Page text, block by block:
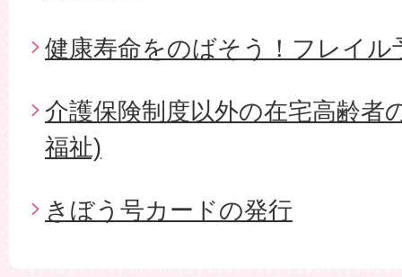
健康寿命をのばそう！フレイル
介護保険制度以外の在宅高齢者
福祉)
きぼう号カードの発行